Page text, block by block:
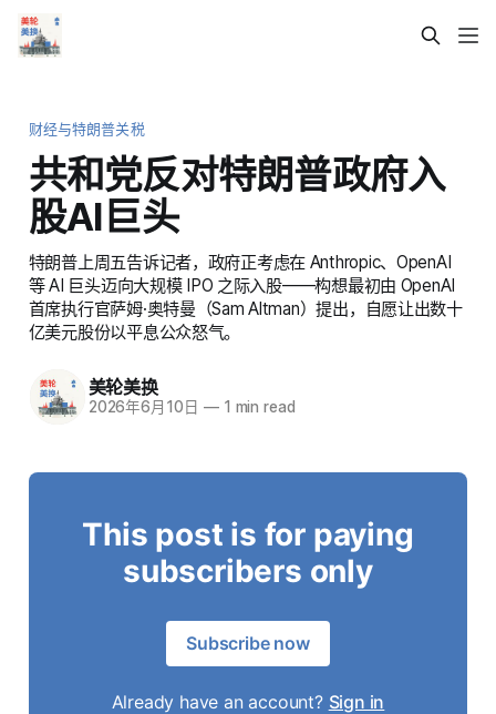
财经与特朗普关税
共和党反对特朗普政府入
股AI巨头
特朗普上周五告诉记者，政府正考虑在 Anthropic、OpenAI
等 AI 巨头迈向大规模 IPO 之际入股——构想最初由 OpenAI
首席执行官萨姆·奥特曼（Sam Altman）提出，自愿让出数十
亿美元股份以平息公众怒气。
美轮美换
2026年6月10日 —1 min read
This post is for paying
subscribers only
Subscribe now
Already have an account? Sign in